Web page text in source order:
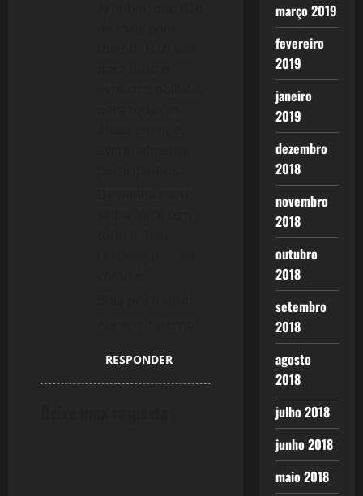
RESPONDER
março 2019
fevereiro
2019
janeiro
2019
dezembro
2018
novembro
2018
outubro
2018
setembro
2018
agosto
2018
julho 2018
junho 2018
maio 2018